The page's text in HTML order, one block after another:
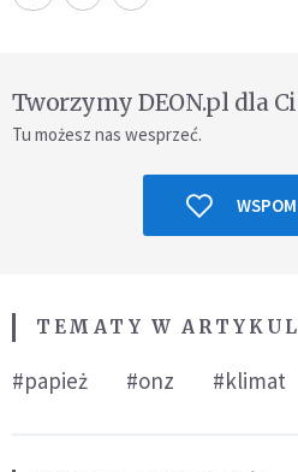
Tworzymy DEON.pl dla
Tu możesz nas wesprzeć.
TEMATY W
#papież #onz #klimat